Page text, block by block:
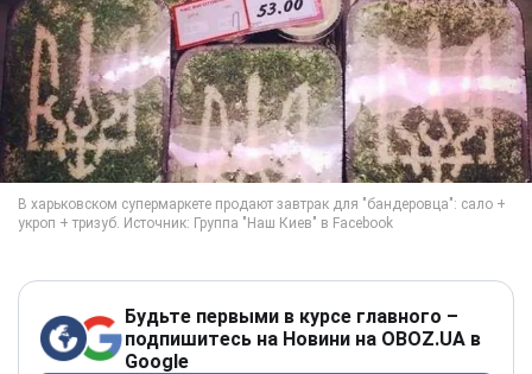
Будьте первыми в курсе главного –
подпишитесь на Новини на OBOZ.UA в
Google